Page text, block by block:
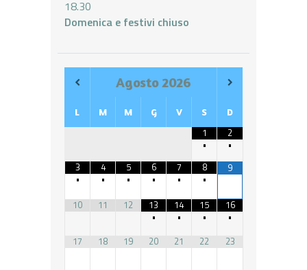
18.30
Domenica e festivi chiuso
Agosto2026
L M M G V S D
1
•
2
•
3
•
4
•
5
•
6
•
7
•
8
•
9
10 11 12
13
•
14
•
15
•
16
•
17
18 19 20 21 22 23